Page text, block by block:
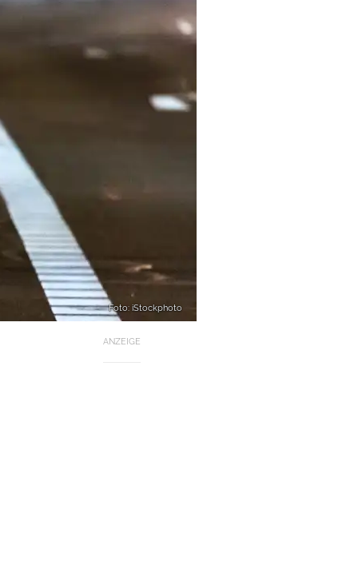
Foto: iStockphoto
ANZEIGE